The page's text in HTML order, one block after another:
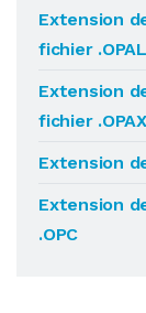
Extension
fichier .OPAL
Extension
fichier .OPAX
Extension
Extension
.OPC